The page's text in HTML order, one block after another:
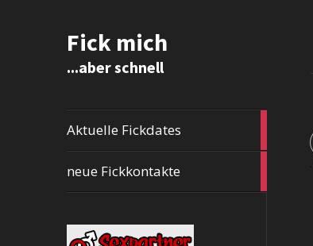
Fick mich
...aber schnell
Aktuelle Fickdates
neue Fickkontakte -